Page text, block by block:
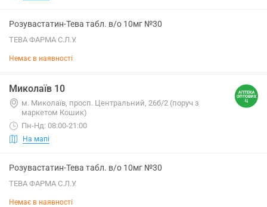
Розувастатин-Тева табл. в/о 10мг №30
ТЕВА ФАРМА С.Л.У.
Немає в наявності
Миколаїв 10
м. Миколаїв, просп. Центральний, 26б/2 (поруч з
маркетом Кошик)
Пн-Нд: 08:00-21:00
На мапі
Розувастатин-Тева табл. в/о 10мг №30
ТЕВА ФАРМА С.Л.У.
Немає в наявності